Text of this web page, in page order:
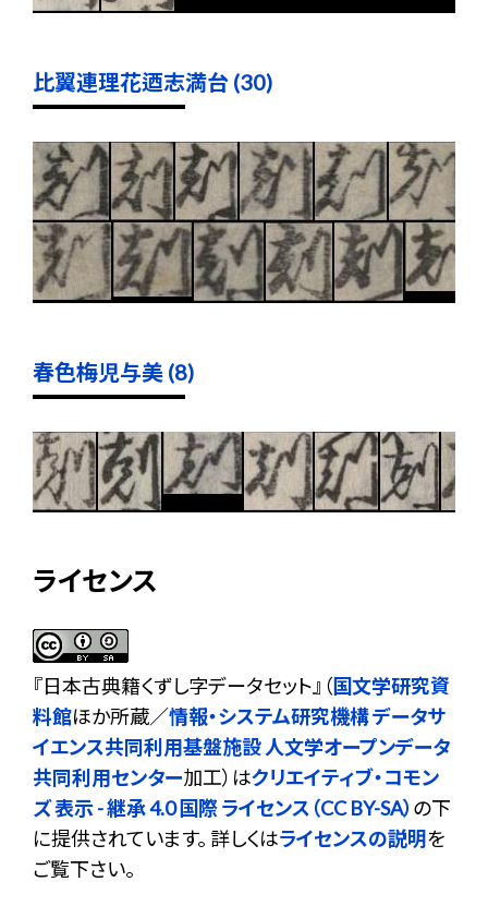
比翼連理花迺志満台 (30)
春色梅児与美 (8)
ライセンス
『日本古典籍くずし字データセット 』（国文学研究資
料館ほか所蔵／情報・システム研究機構 データサ
イエンス共同利用基盤施設 人文学オープンデータ
共同利用センター加工）はクリエイティブ・コモン
ズ 表示 - 継承 4.0 国際 ライセンス（CC BY-SA） の下
に提供されています。 詳しくはライセンスの説明を
ご覧下さい。